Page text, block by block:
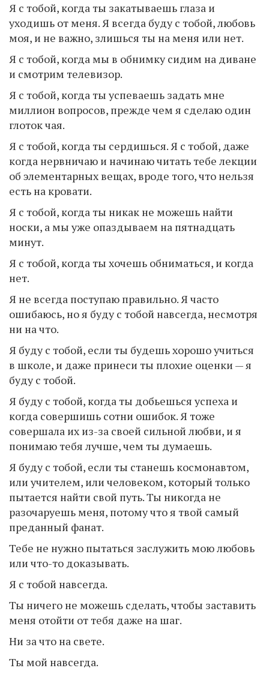
Я с тобой, когда ты закатываешь глаза и
уходишь от меня. Я всегда буду с тобой, любовь
моя, и не важно, злишься ты на меня или нет.
Я с тобой, когда мы в обнимку сидим на диване
и смотрим телевизор.
Я с тобой, когда ты успеваешь задать мне
миллион вопросов, прежде чем я сделаю один
глоток чая.
Я с тобой, когда ты сердишься. Я с тобой, даже
когда нервничаю и начинаю читать тебе лекции
об элементарных вещах, вроде того, что нельзя
есть на кровати.
Я с тобой, когда ты никак не можешь найти
носки, а мы уже опаздываем на пятнадцать
минут.
Я с тобой, когда ты хочешь обниматься, и когда
нет.
Я не всегда поступаю правильно. Я часто
ошибаюсь, но я буду с тобой навсегда, несмотря
ни на что.
Я буду с тобой, если ты будешь хорошо учиться
в школе, и даже принеси ты плохие оценки — я
буду с тобой.
Я буду с тобой, когда ты добьешься успеха и
когда совершишь сотни ошибок. Я тоже
совершала их из-за своей сильной любви, и я
понимаю тебя лучше, чем ты думаешь.
Я буду с тобой, если ты станешь космонавтом,
или учителем, или человеком, который только
пытается найти свой путь. Ты никогда не
разочаруешь меня, потому что я твой самый
преданный фанат.
Тебе не нужно пытаться заслужить мою любовь
или что-то доказывать.
Я с тобой навсегда.
Ты ничего не можешь сделать, чтобы заставить
меня отойти от тебя даже на шаг.
Ни за что на свете.
Ты мой навсегда.